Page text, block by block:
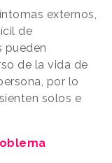
externos,
de
pueden
de la vida de
por lo
solos e